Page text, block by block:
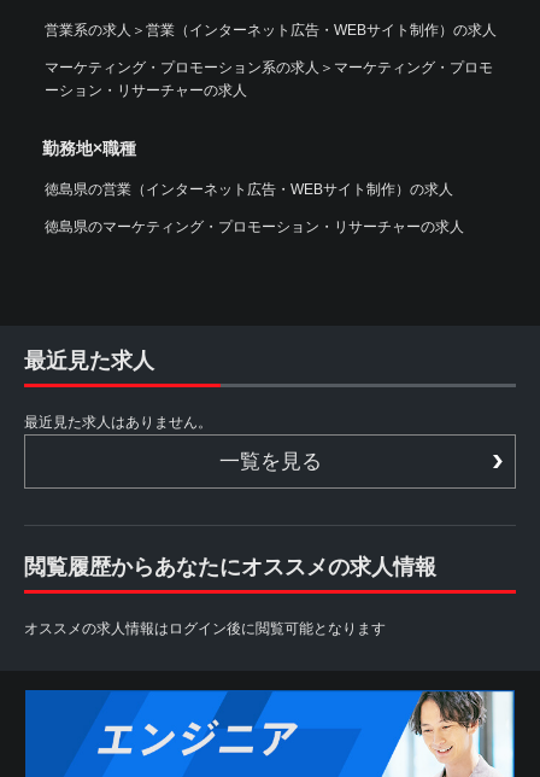
営業系の求人 ＞ 営業（インターネット広告・WEBサイト制作）の求人
マーケティング・プロモーション系の求人 ＞ マーケティング・プロモ
ーション・リサーチャーの求人
勤務地×職種
徳島県の営業（インターネット広告・WEBサイト制作）の求人
徳島県のマーケティング・プロモーション・リサーチャーの求人
最近見た求人
最近見た求人はありません。
一覧を見る
閲覧履歴からあなたにオススメの求人情報
オススメの求人情報はログイン後に閲覧可能となります